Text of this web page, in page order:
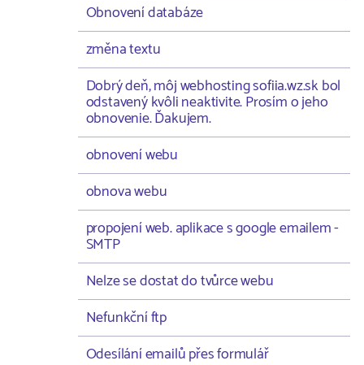
Obnovení databáze
změna textu
Dobrý deň, môj webhosting sofiia.wz.sk bol
odstavený kvôli neaktivite. Prosím o jeho
obnovenie. Ďakujem.
obnovení webu
obnova webu
propojení web. aplikace s google emailem -
SMTP
Nelze se dostat do tvůrce webu
Nefunkční ftp
Odesílání emailů přes formulář